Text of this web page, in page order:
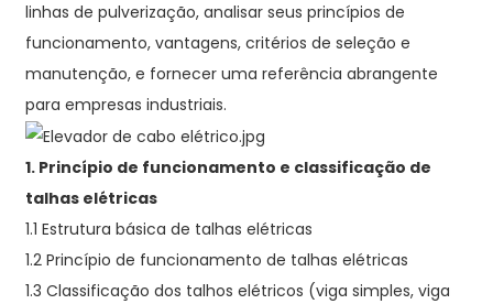
linhas de pulverização, analisar seus princípios de
funcionamento, vantagens, critérios de seleção e
manutenção, e fornecer uma referência abrangente
para empresas industriais.
1. Princípio de funcionamento e classificação de
talhas elétricas
1.1 Estrutura básica de talhas elétricas
1.2 Princípio de funcionamento de talhas elétricas
1.3 Classificação dos talhos elétricos (viga simples, viga